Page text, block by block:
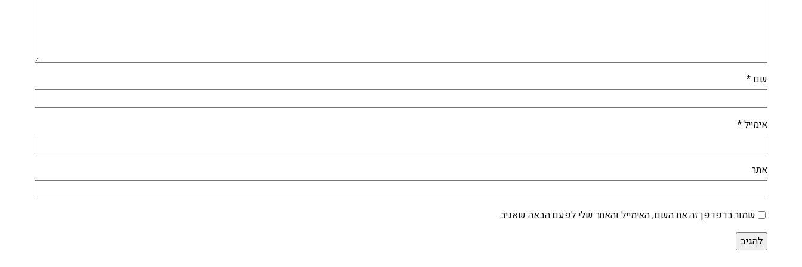
שם *
אימייל*
אתר
שמור בדפדפן זה את השם, האימייל והאתר שלי לפעם הבאה שאגיב.